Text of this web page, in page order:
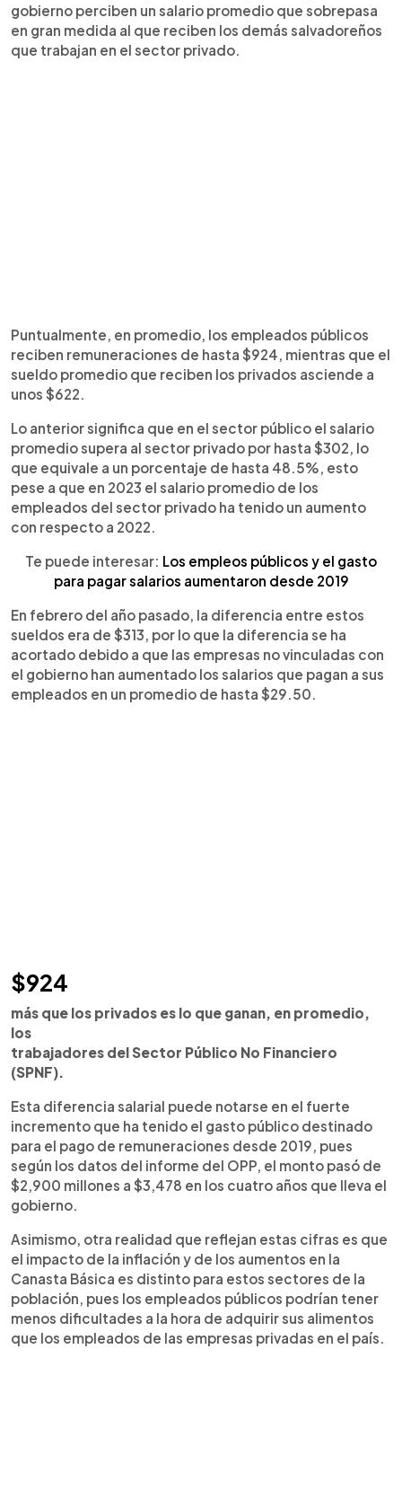
gobierno perciben un salario promedio que sobrepasa
en gran medida al que reciben los demás salvadoreños
que trabajan en el sector privado.
Puntualmente, en promedio, los empleados públicos
reciben remuneraciones de hasta $924, mientras que el
sueldo promedio que reciben los privados asciende a
unos $622.
Lo anterior significa que en el sector público el salario
promedio supera al sector privado por hasta $302, lo
que equivale a un porcentaje de hasta 48.5%, esto
pese a que en 2023 el salario promedio de los
empleados del sector privado ha tenido un aumento
con respecto a 2022.
Te puede interesar: Los empleos públicos y el gasto
para pagar salarios aumentaron desde 2019
En febrero del año pasado, la diferencia entre estos
sueldos era de $313, por lo que la diferencia se ha
acortado debido a que las empresas no vinculadas con
el gobierno han aumentado los salarios que pagan a sus
empleados en un promedio de hasta $29.50.
$924
más que los privados es lo que ganan, en promedio,
los
trabajadores del Sector Público No Financiero
(SPNF).
Esta diferencia salarial puede notarse en el fuerte
incremento que ha tenido el gasto público destinado
para el pago de remuneraciones desde 2019, pues
según los datos del informe del OPP, el monto pasó de
$2,900 millones a $3,478 en los cuatro años que lleva el
gobierno.
Asimismo, otra realidad que reflejan estas cifras es que
el impacto de la inflación y de los aumentos en la
Canasta Básica es distinto para estos sectores de la
población, pues los empleados públicos podrían tener
menos dificultades a la hora de adquirir sus alimentos
que los empleados de las empresas privadas en el país.